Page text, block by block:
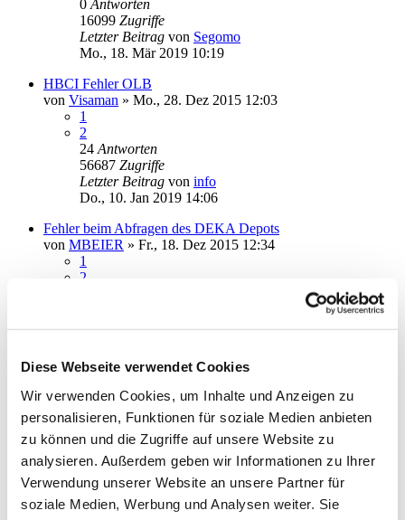
Diese Webseite verwendet Cookies
Wir verwenden Cookies, um Inhalte und Anzeigen zu
personalisieren, Funktionen für soziale Medien anbieten
zu können und die Zugriffe auf unsere Website zu
analysieren. Außerdem geben wir Informationen zu Ihrer
Verwendung unserer Website an unsere Partner für
soziale Medien, Werbung und Analysen weiter. Sie
0 Antworten
16099 Zugriffe
Letzter Beitrag von Segomo
Mo., 18. Mär 2019 10:19
HBCI Fehler OLB
von Visaman » Mo., 28. Dez 2015 12:03
1
2
24 Antworten
56687 Zugriffe
Letzter Beitrag von info
Do., 10. Jan 2019 14:06
Fehler beim Abfragen des DEKA Depots
von MBEIER » Fr., 18. Dez 2015 12:34
1
2
73353Zugriffe
Mo., 07. Jan 2019 11:00
Keine Überweisung möglich Postbank code 9050
von usb_de»Di., 22. Nov 2016 09:33
6Antworten
27910Zugriffe
Letzter Beitrag
von
audiolet
Sa., 29. Dez 2018 22:13
Datenbank weitergeben